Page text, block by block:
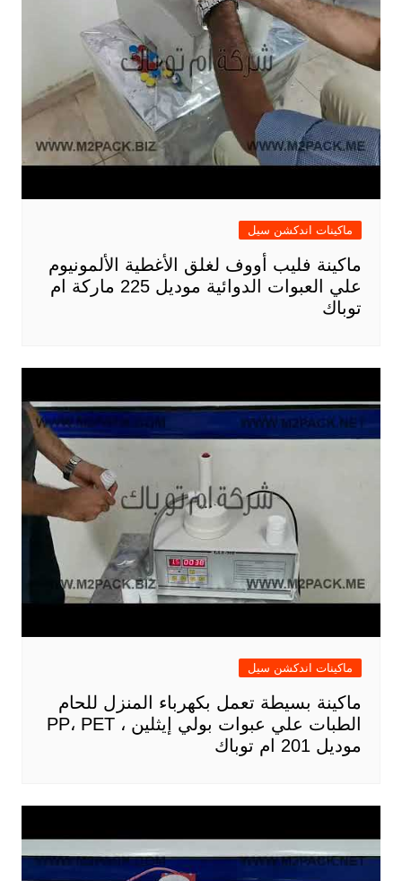
ماكينات اندكشن سيل
ماكينة فليب أووف لغلق الأغطية الألمونيوم
علي العبوات الدوائية موديل 225 ماركة ام
توباك
ماكينات اندكشن سيل
ماكينة بسيطة تعمل بكهرباء المنزل للحام
الطبات علي عبوات بولي إيثلين ، PP، PET
موديل 201 ام توباك